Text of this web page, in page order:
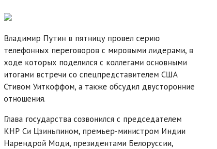
Владимир Путин в пятницу провел серию
телефонных переговоров с мировыми лидерами, в
ходе которых поделился с коллегами основными
итогами встречи со спецпредставителем США
Стивом Уиткоффом, а также обсудил двусторонние
отношения.
Глава государства созвонился с председателем
КНР Си Цзиньпином, премьер-министром Индии
Нарендрой Моди, президентами Белоруссии,